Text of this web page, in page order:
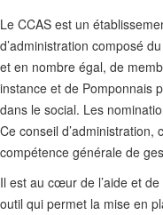
Le CCAS est un
d’administration composé
et en nombre égal, de
instance et de Pomponnais
dans le social. Les
Ce conseil d’administration,
compétence générale de
Il est au cœur de l’aide et de
outil qui permet la mise en